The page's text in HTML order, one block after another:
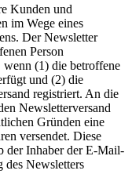
Kunden und
im Wege eines
Der Newsletter
Person
wenn (1) die betroffene
und (2) die
registriert. An die
Newsletterversand
Gründen eine
versendet. Diese
der Inhaber der E-Mail-
des Newsletters